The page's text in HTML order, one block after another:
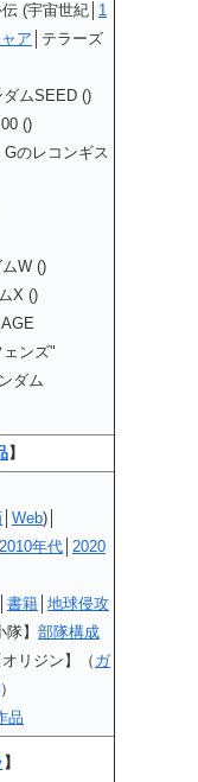
(宇宙世紀│ 1
ア │テラーズ
ダムSEED ()
()
Gのレコンギス
W ()
X ()
ェンズ"
ダム
】
Web)│
2010年代 2020
書籍 地球侵攻
】 部隊構成
オリジン】（ ガ
）
品
】